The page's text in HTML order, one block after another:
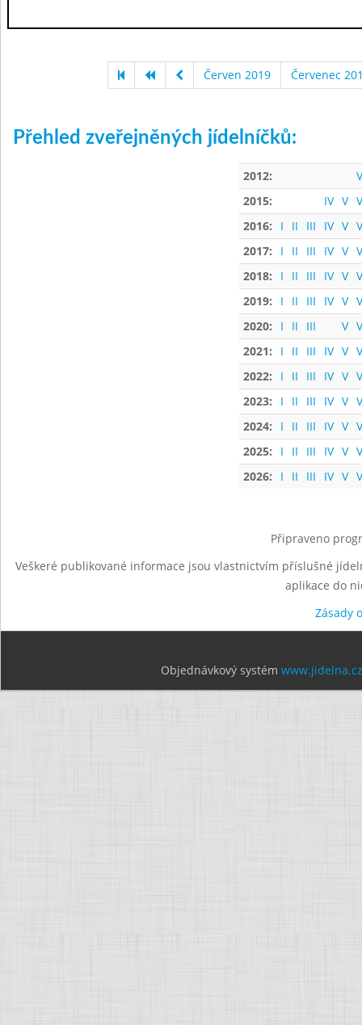
Červen 2019 Červenec
Přehled zveřejněných jídelníčků:
2012:
2015:
IV V
2016:
I II III IV V
2017:
I II III IV V
2018:
I II III IV V
2019:
I II III IV V
2020:
I II III V
2021:
I II III IV V
2022:
I II III IV V
2023:
I II III IV V
2024:
I II III IV V
2025:
I II III IV V
2026:
I II III IV V
Připraveno
Veškeré publikované informace jsou vlastnictvím příslušné
aplikace do
Zásady
Objednávkový systém www.jidelna.cz